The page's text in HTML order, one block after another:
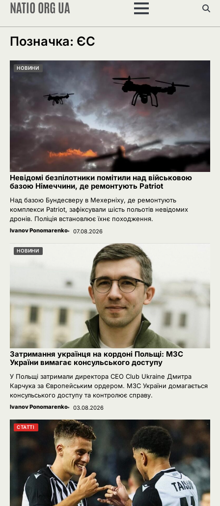
Перейти
вмісту
NATIO ORG UA
Позначка: ЄС
НОВИНИ
Невідомі безпілотники помітили над військовою
базою Німеччини, де ремонтують Patriot
Над базою Бундесверу в Мехерніху, де ремонтують
комплекси Patriot, зафіксували шість польотів невідомих
дронів. Поліція встановлює їхнє походження.
Ivanov Ponomarenko 07.08.2026
НОВИНИ
Затримання українця на кордоні Польщі: МЗС
України вимагає консульського доступу
У Польщі затримали директора CEO Club Ukraine Дмитра
Карчука за Європейським ордером. МЗС України домагається
консульського доступу та контролює справу.
Ivanov Ponomarenko 03.08.2026
СТАТТІ